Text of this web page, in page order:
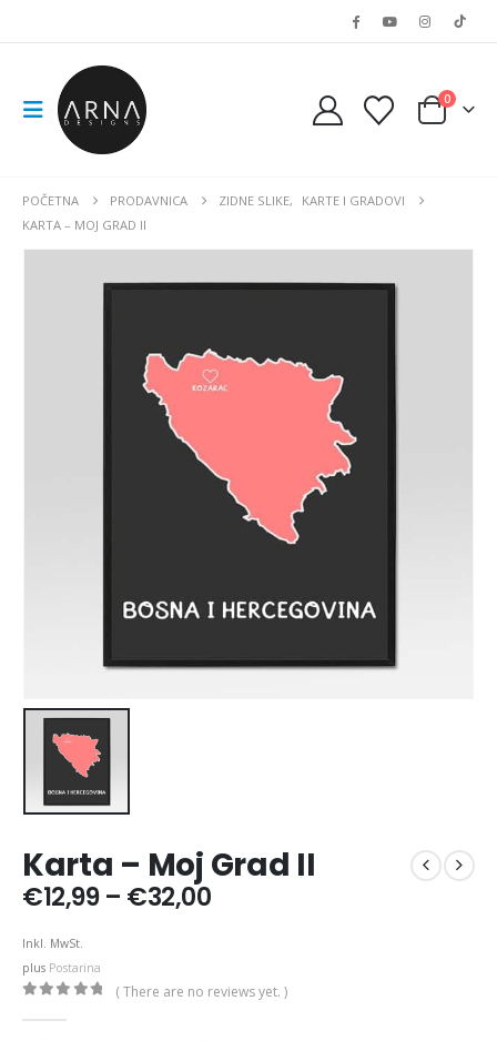
0
POČETNA PRODAVNICA ZIDNE SLIKE,
KARTE I GRADOVI
KARTA – MOJ GRAD II
Karta – Moj Grad II
€12,99 – €32,00Price
€32,00
Inkl. MwSt.
plus Postarina
( There are no reviews yet. )